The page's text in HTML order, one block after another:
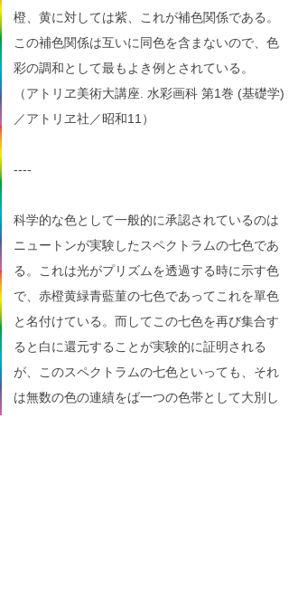
橙、黄に対しては紫、これが補色関係である。
この補色関係は互いに同色を含まないので、色
彩の調和として最もよき例とされている。
（アトリヱ美術大講座. 水彩画科 第1巻 (基礎学)
／アトリヱ社／昭和11）
----
科学的な色として一般的に承認されているのは
ニュートンが実験したスペクトラムの七色であ
る。これは光がプリズムを透過する時に示す色
で、赤橙黄緑青藍菫の七色であってこれを單色
と名付けている。而してこの七色を再び集合す
ると白に還元することが実験的に証明される
が、このスペクトラムの七色といっても、それ
は無数の色の連績をば一つの色帯として大別し